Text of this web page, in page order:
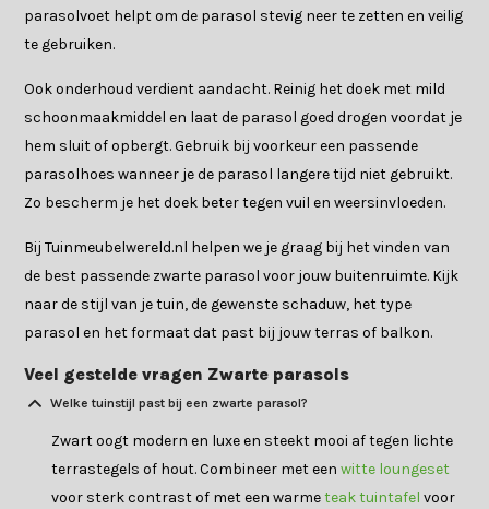
parasolvoet helpt om de parasol stevig neer te zetten en veilig
te gebruiken.
Ook onderhoud verdient aandacht. Reinig het doek met mild
schoonmaakmiddel en laat de parasol goed drogen voordat je
hem sluit of opbergt. Gebruik bij voorkeur een passende
parasolhoes wanneer je de parasol langere tijd niet gebruikt.
Zo bescherm je het doek beter tegen vuil en weersinvloeden.
Bij Tuinmeubelwereld.nl helpen we je graag bij het vinden van
de best passende zwarte parasol voor jouw buitenruimte. Kijk
naar de stijl van je tuin, de gewenste schaduw, het type
parasol en het formaat dat past bij jouw terras of balkon.
Veel gestelde vragen Zwarte parasols
Welke tuinstijl past bij een zwarte parasol?
Zwart oogt modern en luxe en steekt mooi af tegen lichte
terrastegels of hout. Combineer met eenwitte loungeset
voor sterk contrast of met een warmeteak tuintafel voor